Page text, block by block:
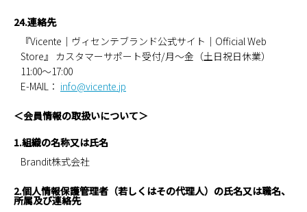
24.連絡先
『Vicente｜ヴィセンテブランド公式サイト｜Official Web
Store』 カスタマーサポート受付/月～金（土日祝日休業）
11:00～17:00
E-MAIL： info@vicente.jp
＜会員情報の取扱いについて＞
1.組織の名称又は氏名
Brandit株式会社
2.個人情報保護管理者（若しくはその代理人）の氏名又は職名、
所属及び連絡先